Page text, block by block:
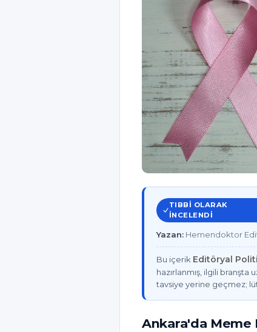
TIBBI OLARAK
INCELENDI
Yazan: Hemendoktor
Bu içerik Editöryal
hazırlanmış, ilgili
tavsiye yerine geçmez;
Ankara'da Meme